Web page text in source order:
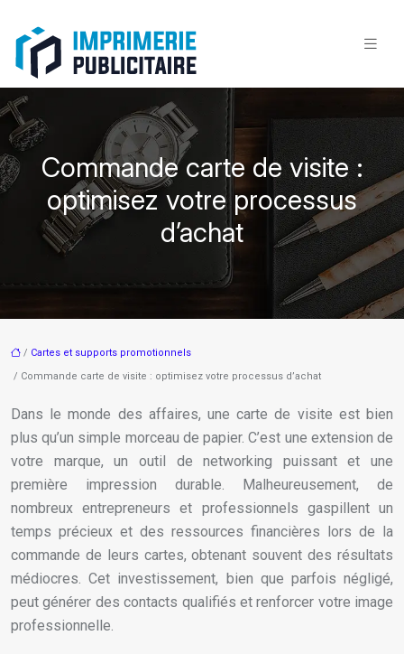
Commande carte de visite :
optimisez votre processus
d’achat
/ Cartes et supports promotionnels
/ Commande carte de visite : optimisez votre processus d’achat
Dans le monde des affaires, une carte de visite est bien
plus qu’un simple morceau de papier. C’est une extension de
votre marque, un outil de networking puissant et une
première impression durable. Malheureusement, de
nombreux entrepreneurs et professionnels gaspillent un
temps précieux et des ressources financières lors de la
commande de leurs cartes, obtenant souvent des résultats
médiocres. Cet investissement, bien que parfois négligé,
peut générer des contacts qualifiés et renforcer votre image
professionnelle.